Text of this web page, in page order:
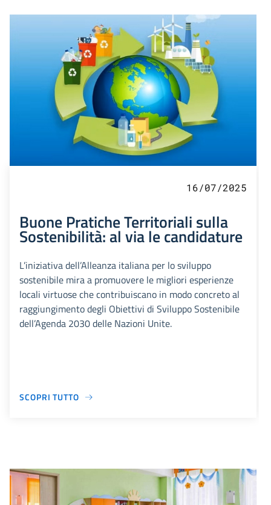
16/07/2025
Buone Pratiche Territoriali sulla
Sostenibilità: al via le candidature
L’iniziativa dell’Alleanza italiana per lo sviluppo
sostenibile mira a promuovere le migliori esperienze
locali virtuose che contribuiscano in modo concreto al
raggiungimento degli Obiettivi di Sviluppo Sostenibile
dell’Agenda 2030 delle Nazioni Unite.
SCOPRI TUTTO